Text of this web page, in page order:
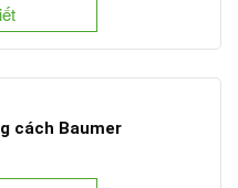
cách Baumer